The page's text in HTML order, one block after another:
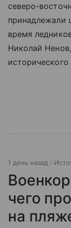
северо-
принадлежали
время
Николай
исторического
1 день назад
чего
на